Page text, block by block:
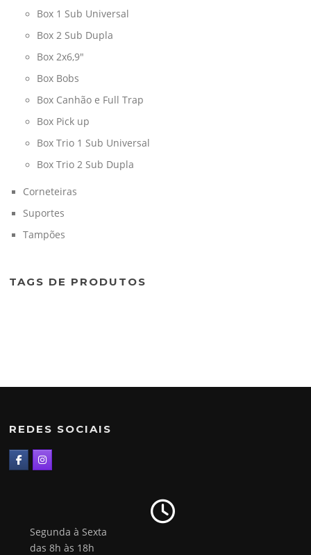
Box 1 Sub Universal
Box 2 Sub Dupla
Box 2x6,9"
Box Bobs
Box Canhão e Full Trap
Box Pick up
Box Trio 1 Sub Universal
Box Trio 2 Sub Dupla
Corneteiras
Suportes
Tampões
TAGS DE PRODUTOS
REDES SOCIAIS
Segunda à Sexta
das 8h às 18h